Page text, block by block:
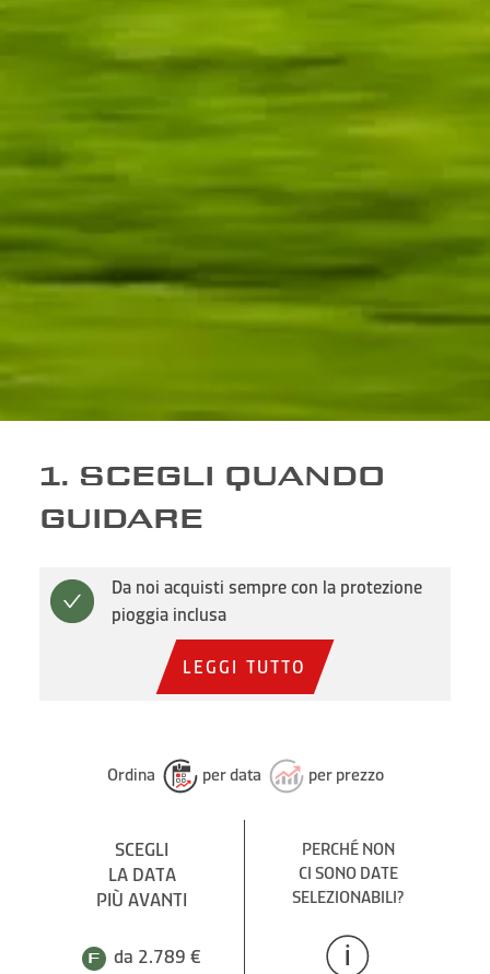
1. SCEGLI QUANDO
GUIDARE
Da noi acquisti sempre con la protezione
pioggia inclusa
LEGGI TUTTO
Ordina per data per prezzo
SCEGLI
LA DATA
PIÙ AVANTI
da 2.789 €
PERCHÉ NON
CI SONO DATE
SELEZIONABILI?